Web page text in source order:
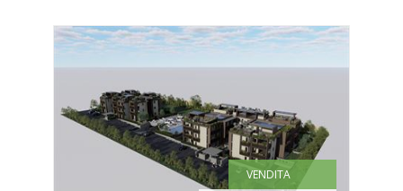
VENDITA